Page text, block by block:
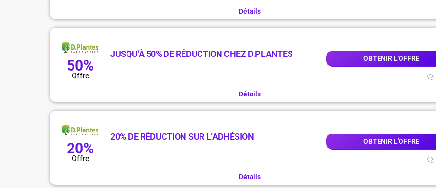
Détails
50%
Offre
JUSQU’À 50% DE RÉDUCTION CHEZ D.PLANTES OBTENIR L'OFFRE
Détails
20%
Offre
20% DE RÉDUCTION SUR L’ADHÉSION OBTENIR L'OFFRE
Détails